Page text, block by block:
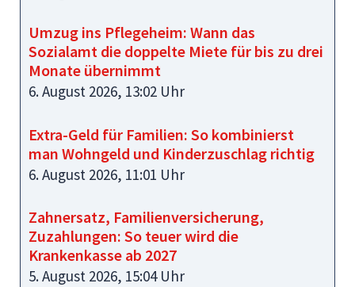
Umzug ins Pflegeheim: Wann das
Sozialamt die doppelte Miete für bis zu drei
Monate übernimmt
6. August 2026, 13:02 Uhr
Extra-Geld für Familien: So kombinierst
man Wohngeld und Kinderzuschlag richtig
6. August 2026, 11:01 Uhr
Zahnersatz, Familienversicherung,
Zuzahlungen: So teuer wird die
Krankenkasse ab 2027
5. August 2026, 15:04 Uhr